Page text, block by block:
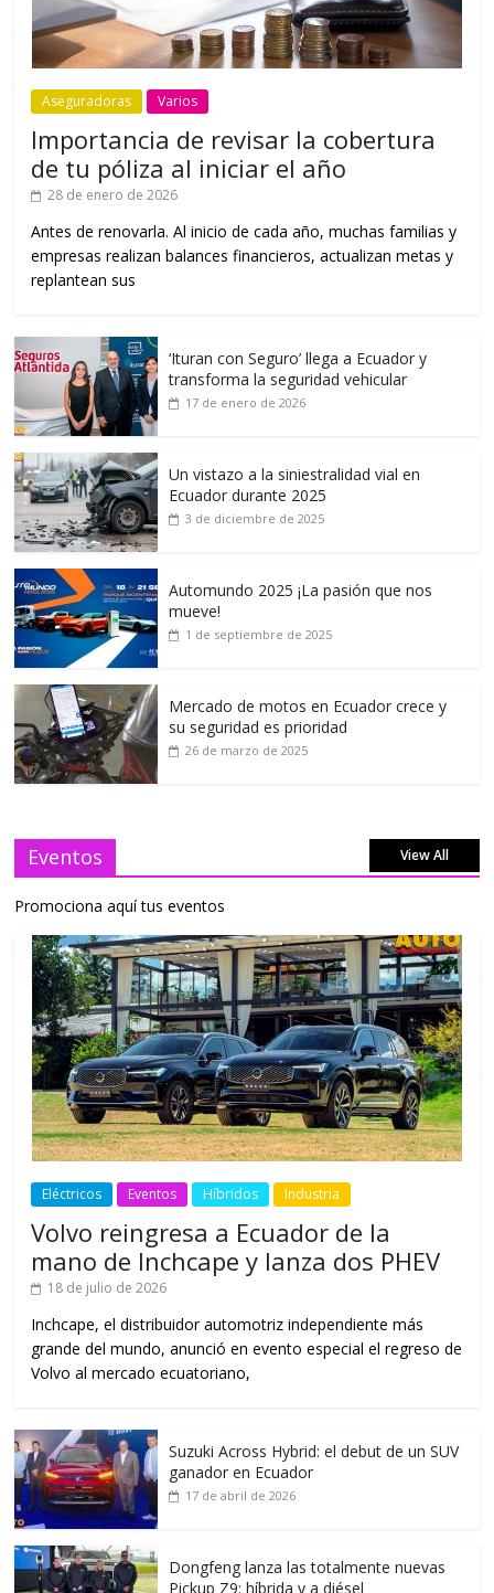
Aseguradoras Varios
Importancia de revisar la cobertura
de tu póliza al iniciar el año
28 de enero de 2026
Antes de renovarla. Al inicio de cada año, muchas familias y
empresas realizan balances financieros, actualizan metas y
replantean sus
‘Ituran con Seguro’ llega a Ecuador y
transforma la seguridad vehicular
17 de enero de 2026
Un vistazo a la siniestralidad vial en
Ecuador durante 2025
3 de diciembre de 2025
Automundo 2025 ¡La pasión que nos
mueve!
1 de septiembre de 2025
Mercado de motos en Ecuador crece y
su seguridad es prioridad
26 de marzo de 2025
Eventos View All
Promociona aquí tus eventos
Eléctricos Eventos Híbridos Industria
Volvo reingresa a Ecuador de la
mano de Inchcape y lanza dos PHEV
18 de julio de 2026
Inchcape, el distribuidor automotriz independiente más
grande del mundo, anunció en evento especial el regreso de
Volvo al mercado ecuatoriano,
Suzuki Across Hybrid: el debut de un SUV
ganador en Ecuador
17 de abril de 2026
Dongfeng lanza las totalmente nuevas
Pickup Z9: híbrida y a diésel